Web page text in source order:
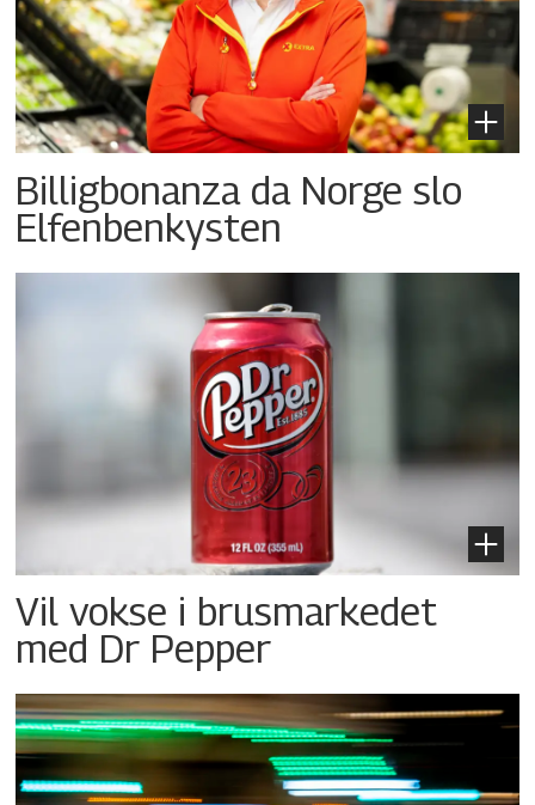
Billigbonanza da Norge slo
Elfenbenkysten
Vil vokse i brusmarkedet
med Dr Pepper